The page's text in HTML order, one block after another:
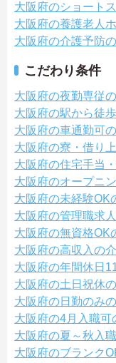
大阪府のショート
大阪府の養護老人
大阪府の介護予防
こだわり条件
大阪府の夜勤専従
大阪府の駅から徒
大阪府の車通勤可
大阪府の寮・借り
大阪府の住宅手当
大阪府のオープニ
大阪府の未経験OK
大阪府の管理職求
大阪府の無資格OK
大阪府の高収入の
大阪府の年間休日
大阪府の土日祝休
大阪府の日勤のみ
大阪府の4月入職可
大阪府の夏～秋入
大阪府のブランク